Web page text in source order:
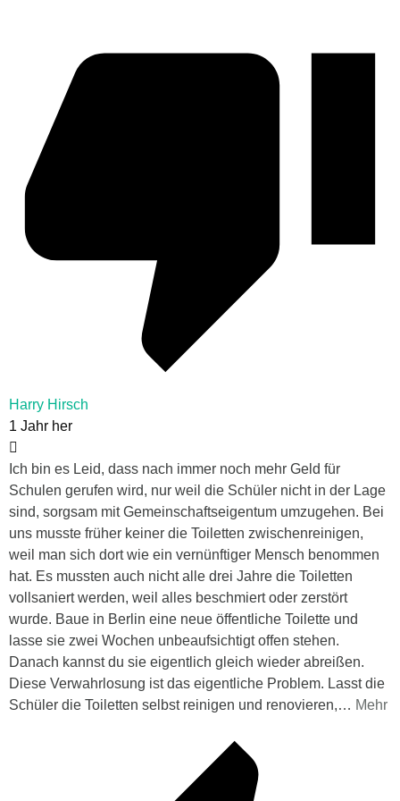
Harry Hirsch
1 Jahr her
Ich bin es Leid, dass nach immer noch mehr Geld für
Schulen gerufen wird, nur weil die Schüler nicht in der Lage
sind, sorgsam mit Gemeinschaftseigentum umzugehen. Bei
uns musste früher keiner die Toiletten zwischenreinigen,
weil man sich dort wie ein vernünftiger Mensch benommen
hat. Es mussten auch nicht alle drei Jahre die Toiletten
vollsaniert werden, weil alles beschmiert oder zerstört
wurde. Baue in Berlin eine neue öffentliche Toilette und
lasse sie zwei Wochen unbeaufsichtigt offen stehen.
Danach kannst du sie eigentlich gleich wieder abreißen.
Diese Verwahrlosung ist das eigentliche Problem. Lasst die
Schüler die Toiletten selbst reinigen und renovieren,… Mehr